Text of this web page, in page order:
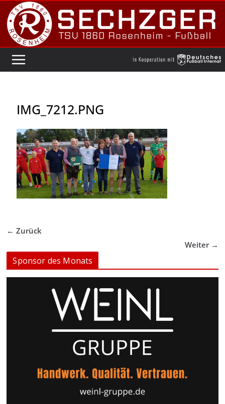
Zum
Inhalt
springen
IMG_7212.PNG
← Zurück
Weiter →
Sponsor des Monats